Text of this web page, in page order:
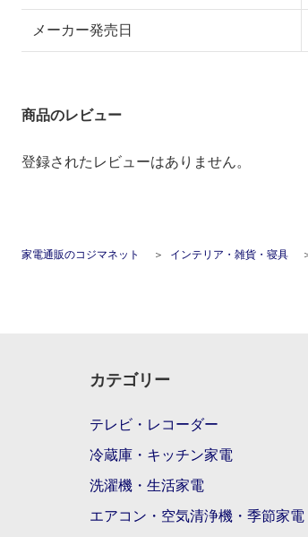
メーカー発売日
商品のレビュー
登録されたレビューはありません。
家電通販のコジマネット インテリア・雑貨・寝具
カテゴリー
テレビ・レコーダー
冷蔵庫・キッチン家電
洗濯機・生活家電
エアコン・空気清浄機・季節家電